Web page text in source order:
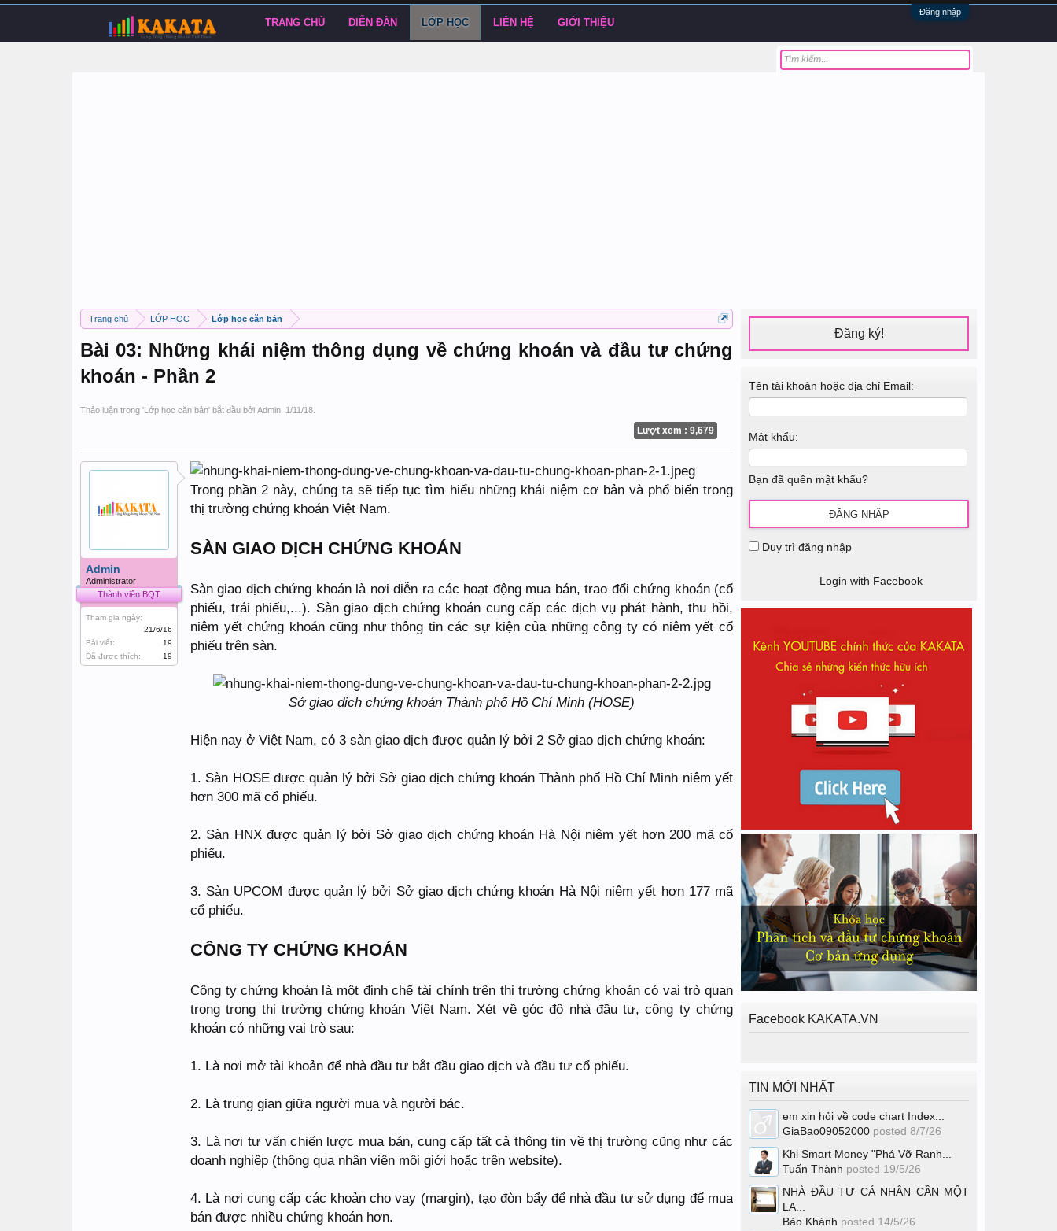
Đăng nhập
Trang chủ LỚP HỌC Lớp học căn bản
Bài 03: Những khái niệm thông dụng về chứng khoán và đầu tư chứng
khoán - Phần 2
Thảo luận trong 'Lớp học căn bản' bắt đầu bởi Admin 1/11/18
Lượt xem : 9,679
Admin
Administrator
Thành viên BQT
Tham gia ngày:
21/6/16
Bài viết:
19
Đã được thích:
19
Trong phần 2 này, chúng ta sẽ tiếp tục tìm hiểu những khái niệm cơ bản và phổ biến trong
thị trường chứng khoán Việt Nam.
SÀN GIAO DỊCH CHỨNG KHOÁN
Sàn giao dịch chứng khoán là nơi diễn ra các hoạt động mua bán, trao đổi chứng khoán (cổ
phiếu, trái phiếu,...). Sàn giao dịch chứng khoán cung cấp các dịch vụ phát hành, thu hồi,
niêm yết chứng khoán cũng như thông tin các sự kiện của những công ty có niêm yết cổ
phiếu trên sàn.
Sở giao dịch chứng khoán Thành phố Hồ Chí Minh (HOSE)
Hiện nay ở Việt Nam, có 3 sàn giao dịch được quản lý bởi 2 Sở giao dịch chứng khoán:
1. Sàn HOSE được quản lý bởi Sở giao dịch chứng khoán Thành phố Hồ Chí Minh niêm yết
hơn 300 mã cổ phiếu.
2. Sàn HNX được quản lý bởi Sở giao dịch chứng khoán Hà Nội niêm yết hơn 200 mã cổ
phiếu.
3. Sàn UPCOM được quản lý bởi Sở giao dịch chứng khoán Hà Nội niêm yết hơn 177 mã
cổ phiếu.
CÔNG TY CHỨNG KHOÁN
Công ty chứng khoán là một định chế tài chính trên thị trường chứng khoán có vai trò quan
trọng trong thị trường chứng khoán Việt Nam. Xét về góc độ nhà đầu tư, công ty chứng
khoán có những vai trò sau:
1. Là nơi mở tài khoản để nhà đầu tư bắt đầu giao dịch và đầu tư cổ phiếu.
2. Là trung gian giữa người mua và người bác.
3. Là nơi tư vấn chiến lược mua bán, cung cấp tất cả thông tin về thị trường cũng như các
doanh nghiệp (thông qua nhân viên môi giới hoặc trên website).
4. Là nơi cung cấp các khoản cho vay (margin), tạo đòn bẩy để nhà đầu tư sử dụng để mua
bán được nhiều chứng khoán hơn.
Đăng ký!
Tên tài khoản hoặc địa chỉ Email:
Mật khẩu:
Bạn đã quên mật khẩu?
Duy trì đăng nhập
Login with Facebook
Facebook KAKATA.VN
TIN MỚI NHẤT
em xin hỏi về code chart Index...
GiaBao09052000 posted 8/7/26
Khi Smart Money "Phá Vỡ Ranh...
Tuấn Thành posted 19/5/26
NHÀ ĐẦU TƯ CÁ NHÂN CẦN MỘT
LA...
Bảo Khánh posted 14/5/26
TRANG CHỦ DIỄN ĐÀN LỚP HỌC LIÊN HỆ GIỚI THIỆU